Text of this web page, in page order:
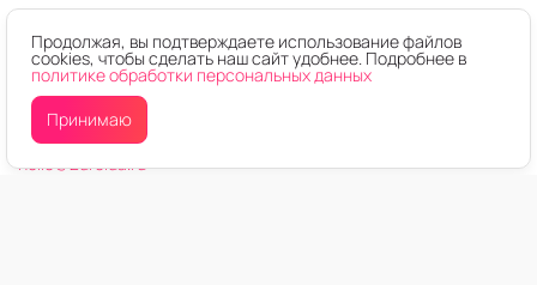
+7 (923) 405-41-11
Сервисный центр
Время работы: 10:00 - 20:00
650000, г.Кемерово, Октябрьский проспект, 28 к3
hello@2droida.ru
Продолжая, вы подтверждаете использование файлов
cookies, чтобы сделать наш сайт удобнее. Подробнее в
политике обработки персональных данных
Принимаю